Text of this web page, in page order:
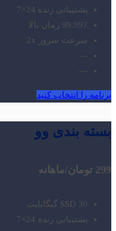
پشتیبانی زنده 24×7
99.99٪ زمان بالا
سرعت سرور 2x
—
—
برنامه را انتخاب کنید
بسته بندی وو
299 تومان /ماهانه
SSD 30 گیگابایت
پشتیبانی زنده 24×7